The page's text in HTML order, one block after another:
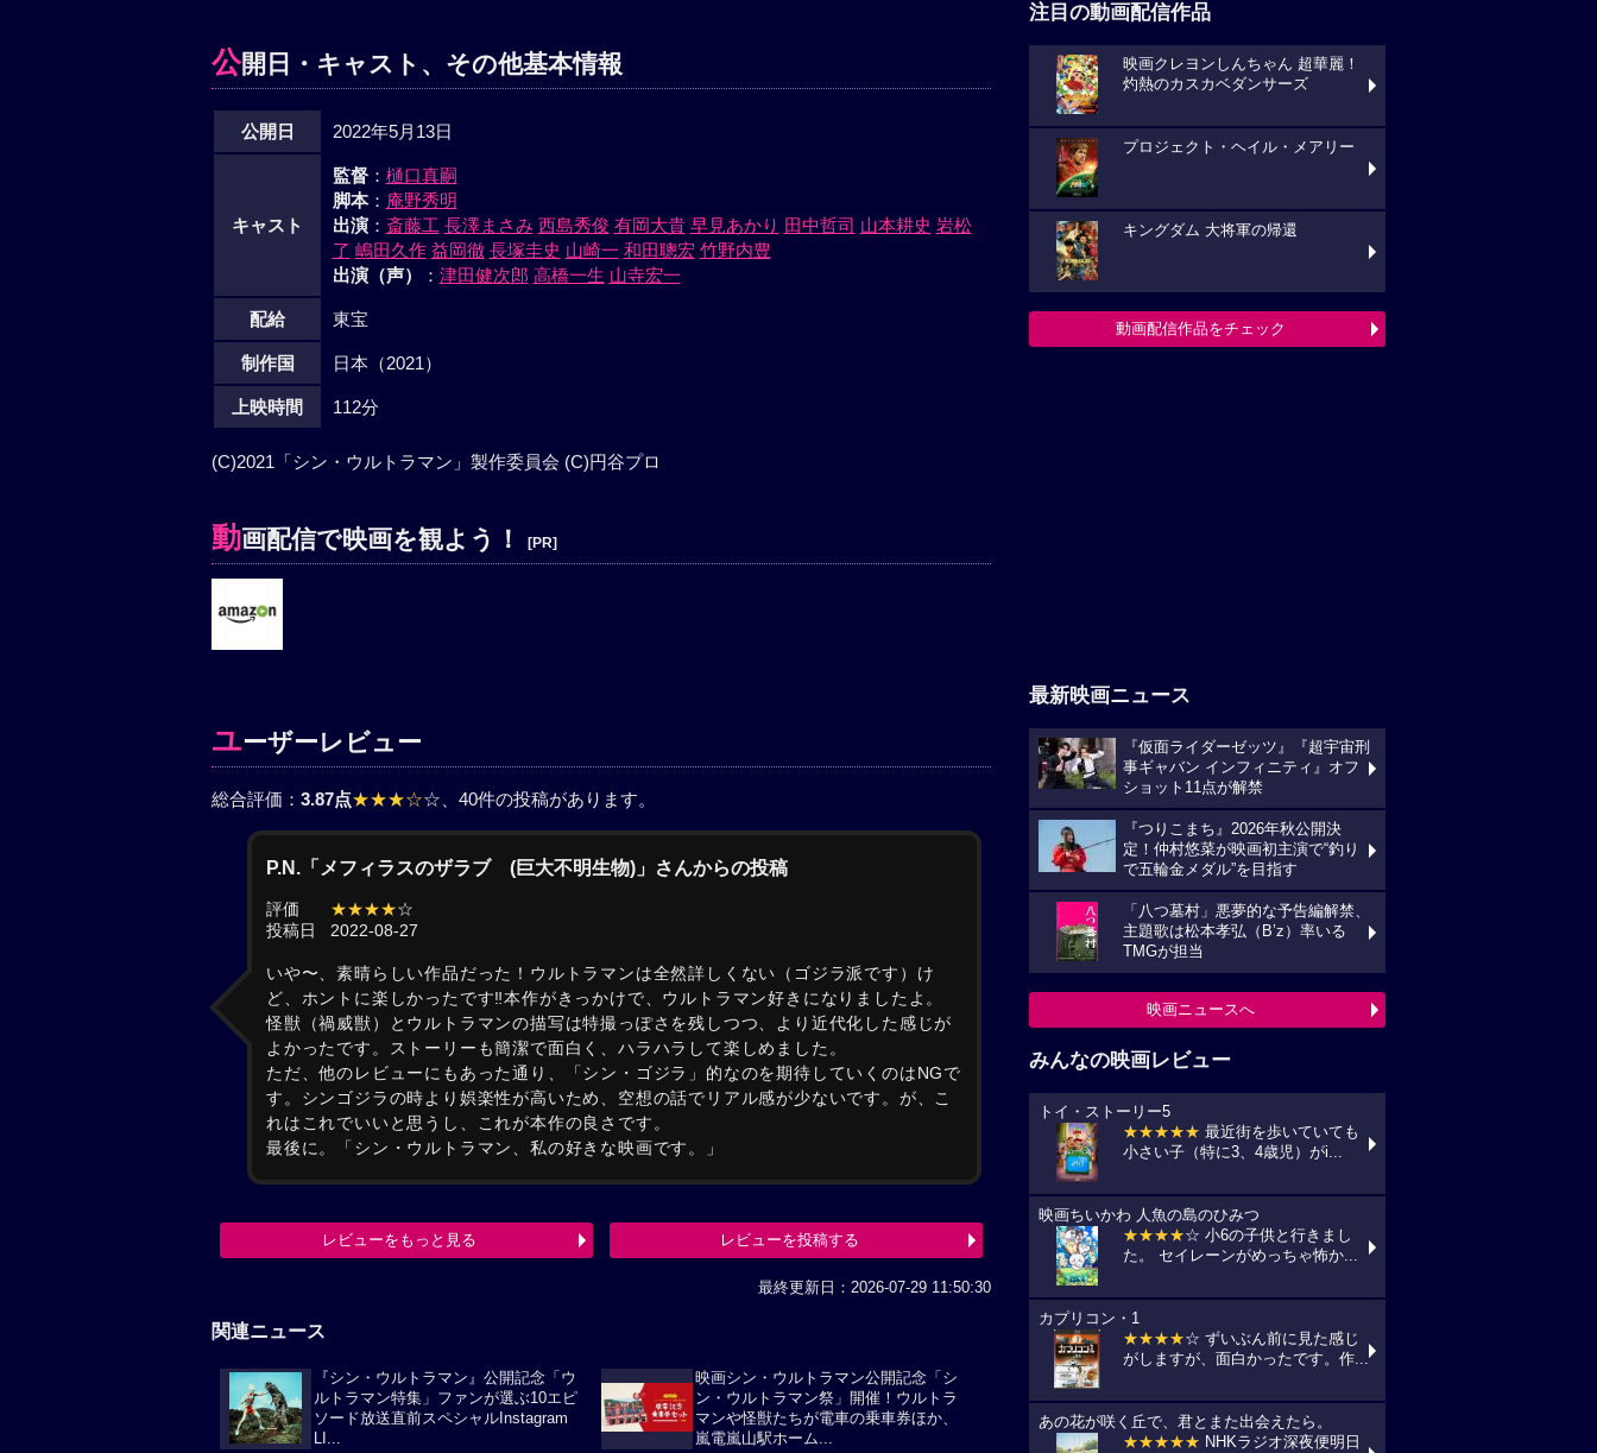
公開日・キャスト、その他基本情報
公開日 2022年5月13日
キャスト
監督： 樋口真嗣
脚本： 庵野秀明
出演： 斎藤工 長澤まさみ 西島秀俊 有岡大貴 早見あかり 田中哲司 山本耕史 岩松
了 嶋田久作 益岡徹 長塚圭史 山崎一 和田聰宏 竹野内豊
出演（声）
： 津田健次郎 高橋一生 山寺宏一
配給 東宝
制作国 日本（2021）
上映時間 112分
(C)2021「シン・ウルトラマン」製作委員会 (C)️円谷プロ
動画配信で映画を観よう！ [PR]
ユーザーレビュー
総合評価： 3.87点★★★☆☆ 、40件の投稿があります。
P.N.「メフィラスのザラブ (巨大不明生物)」さんからの投稿
評価 ★★★★☆
投稿日
2022-08-27
いや〜、素晴らしい作品だった！ウルトラマンは全然詳しくない（ゴジラ派です）け
ど、ホントに楽しかったです‼︎本作がきっかけで、ウルトラマン好きになりましたよ。
怪獣（禍威獣）とウルトラマンの描写は特撮っぽさを残しつつ、より近代化した感じが
よかったです。ストーリーも簡潔で面白く、ハラハラして楽しめました。
ただ、他のレビューにもあった通り、「シン・ゴジラ」的なのを期待していくのはNGで
す。シンゴジラの時より娯楽性が高いため、空想の話でリアル感が少ないです。が、こ
れはこれでいいと思うし、これが本作の良さです。
最後に。「シン・ウルトラマン、私の好きな映画です。」
レビューをもっと見る レビューを投稿する
最終更新日：2026-07-29 11:50:30
関連ニュース
『シン・ウルトラマン』公開記念「ウ
ルトラマン特集」ファンが選ぶ10エピ
ソード放送直前スペシャルInstagram
映画シン・ウルトラマン公開記念「シ
ン・ウルトラマン祭」開催！ウルトラ
マンや怪獣たちが電車の乗車券ほか、
嵐電嵐山駅ホーム...
注目の動画配信作品
映画クレヨンしんちゃん 超華麗！
灼熱のカスカベダンサーズ
プロジェクト・ヘイル・メアリー
キングダム 大将軍の帰還
動画配信作品をチェック
最新映画ニュース
『仮面ライダーゼッツ』『超宇宙刑
事ギャバン インフィニティ』オフ
ショット11点が解禁
『つりこまち』2026年秋公開決
定！仲村悠菜が映画初主演で“釣り
で五輪金メダル”を目指す
「八つ墓村」悪夢的な予告編解禁、
主題歌は松本孝弘（B’z）率いる
TMGが担当
映画ニュースへ
みんなの映画レビュー
トイ・ストーリー5
★★★★★ 最近街を歩いていても
小さい子（特に3、4歳児）がi...
映画ちいかわ 人魚の島のひみつ
★★★★☆ 小6の子供と行きまし
た。 セイレーンがめっちゃ怖か...
カプリコン・1
★★★★☆ ずいぶん前に見た感じ
がしますが、面白かったです。作...
あの花が咲く丘で、君とまた出会えたら。
★★★★★ NHKラジオ深夜便明日